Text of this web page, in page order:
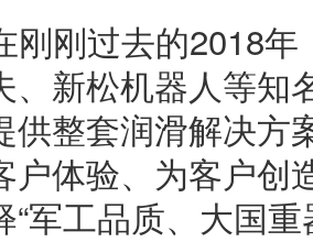
刚刚过去的2018
、新松机器人等知
供整套润滑解决方
户体验、为客户创
“军工品质、大国